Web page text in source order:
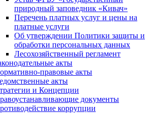
природный заповедник «Кивач»
Перечень платных услуг и цены на
платные услуги
Об утверждении Политики защиты и
обработки персональных данных
Лесохозяйственный регламент
акты
правовые акты
акты
и Концепции
документы
коррупции